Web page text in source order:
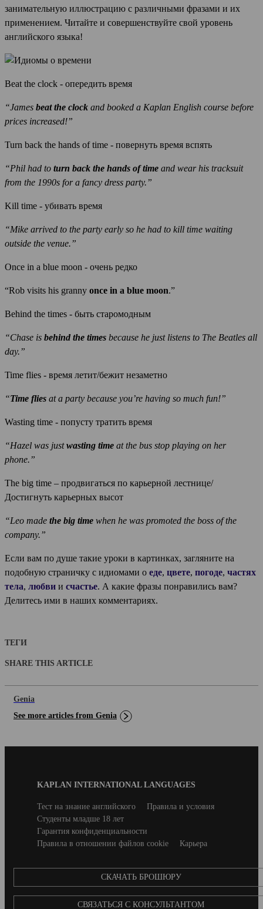
занимательную иллюстрацию с различными фразами и их
применением. Читайте и совершенствуйте свой уровень
английского языка!
Beat the clock - опередить время
“James beat the clock and booked a Kaplan English course before
prices increased!”
Turn back the hands of time - повернуть время вспять
“Phil had to turn back the hands of time and wear his tracksuit
from the 1990s for a fancy dress party.”
Kill time - убивать время
“Mike arrived to the party early so he had to kill time waiting
outside the venue.”
Once in a blue moon - очень редко
“Rob visits his granny once in a blue moon.”
Behind the times - быть старомодным
“Chase is behind the times because he just listens to The Beatles all
day.”
Time flies - время летит/бежит незаметно
“Time flies at a party because you’re having so much fun!”
Wasting time - попусту тратить время
“Hazel was justwasting time at the bus stop playing on her
phone.”
The big time – продвигаться по карьерной лестнице/
Достигнуть карьерных высот
“Leo made the big time when he was promoted the boss of the
company.”
Если вам по душе такие уроки в картинках, загляните на
подобную страничку с идиомами о еде, цвете, погоде, частях
тела, любви и счастье. А какие фразы понравились вам?
Делитесь ими в наших комментариях.
ТЕГИ
SHARE THIS ARTICLE
Genia
See more articles from Genia
KAPLAN INTERNATIONAL LANGUAGES
SecondaryТест на знание английского
Правила и условия
Студенты младше 18 лет
Гарантия конфиденциальности
Правила в отношении файлов cookie
Карьера
CКАЧАТЬ БРОШЮРУ
СВЯЗАТЬСЯ С КОНСУЛЬТАНТОМ